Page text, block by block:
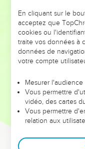
NE
ET SI LEURS
leur foi ou leur vision.
et les saisons
sont
Dans cette
clés pour avancer
En cliquant sur le
acceptez que
cookies ou
traite vos données à
données de
votre compte
Mesurer
Vous permettre
vidéo, des cartes
Vous permettre
relation aux